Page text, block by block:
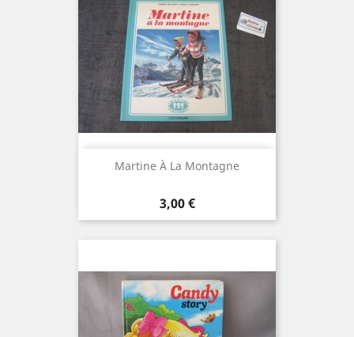
Martine À La Montagne
Prix
3,00 €